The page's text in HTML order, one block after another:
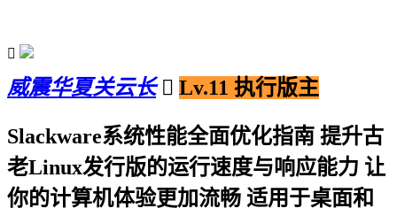

威震华夏关云长  Lv.11 执行版主
Slackware系统性能全面优化指南 提升古
老Linux发行版的运行速度与响应能力 让
你的计算机体验更加流畅 适用于桌面和